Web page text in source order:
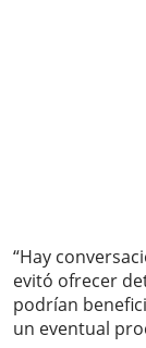
“Hay
evitó ofrecer
podrían
un eventual